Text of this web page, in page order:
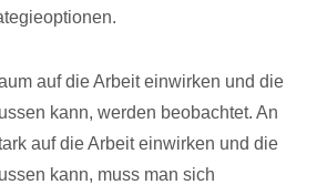
auf die Arbeit einwirken und die
kann, werden beobachtet. An
auf die Arbeit einwirken und die
kann, muss man sich